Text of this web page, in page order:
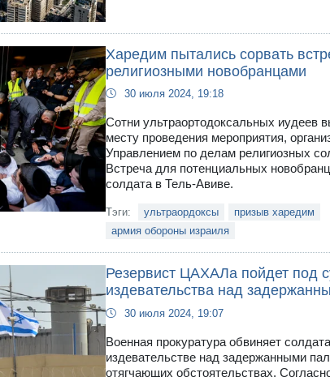
Харедим пытались сорвать
религиозными новобранцами
30 июля 2024, 19:18
Сотни ультраортодоксальных иудеев
месту проведения мероприятия,
Управлением по делам религиозных
Встреча для потенциальных
солдата в Тель-Авиве.
Тэги: ультраордоксы
призыв харедим
армия обороны израиля
Резервист ЦАХАЛа пойдет под
издевательства над
30 июля 2024, 19:07
Военная прокуратура обвиняет
издевательстве над задержанными
отягчающих обстоятельствах.